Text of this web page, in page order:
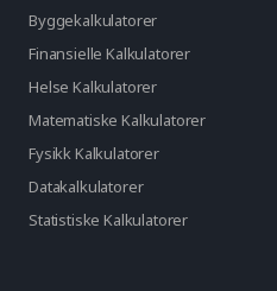
Byggekalkulatorer
Finansielle Kalkulatorer
Helse Kalkulatorer
Matematiske Kalkulatorer
Fysikk Kalkulatorer
Datakalkulatorer
Statistiske Kalkulatorer